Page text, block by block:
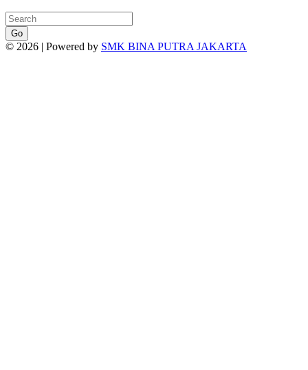
Go
© 2026 | Powered by SMK BINA PUTRA JAKARTA